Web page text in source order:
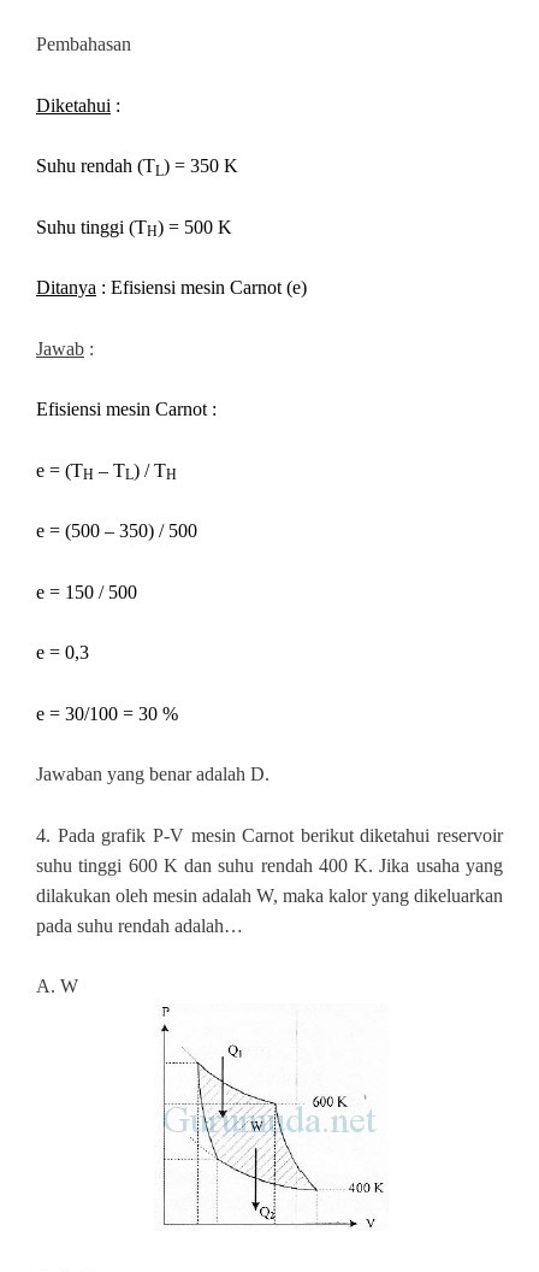
Pembahasan
Diketahui :
Suhu rendah (TL) = 350 K
Suhu tinggi (TH) = 500 K
Ditanya : Efisiensi mesin Carnot (e)
Jawab :
Efisiensi mesin Carnot :
e = (TH – TL) / TH
e = (500 – 350) / 500
e = 150 / 500
e = 0,3
e = 30/100 = 30 %
Jawaban yang benar adalah D.
4. Pada grafik P-V mesin Carnot berikut diketahui reservoir
suhu tinggi 600 K dan suhu rendah 400 K. Jika usaha yang
dilakukan oleh mesin adalah W, maka kalor yang dikeluarkan
pada suhu rendah adalah…
A. W